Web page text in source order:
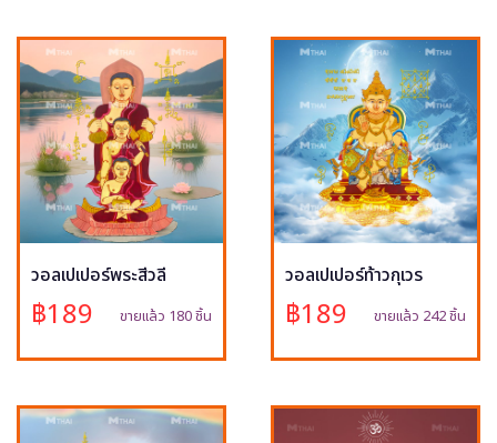
วอลเปเปอร์พระสีวลี
฿189 ขายแล้ว 180 ชิ้น
วอลเปเปอร์ท้าวกุเวร
฿189 ขายแล้ว 242 ชิ้น